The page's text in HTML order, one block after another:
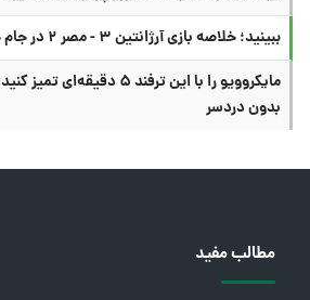
ببینید؛ خلاصه بازی آرژانتین ۳ - مصر ۲ در جام جهانی
مایکروویو را با این ترفند ۵
بدون دردسر
مطالب مفید